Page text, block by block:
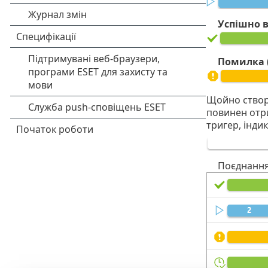
Успішно
Помилка
Щойно
повинен
тригер,